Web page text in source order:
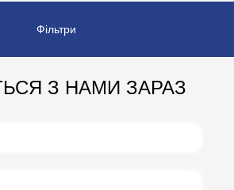
Фільтри
З НАМИ ЗАРАЗ